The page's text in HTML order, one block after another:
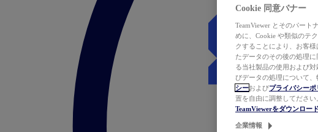
Cookie 同意バナー
TeamViewer とそのパート
めに、Cookie や類似のテ
クすることにより、お客
たデータのその後の処理
る当社製品の使用および
びデータの処理について
シーおよびプライバシーポ
置を自由に調整してださい
TeamViewerをダウンロード
企業情報